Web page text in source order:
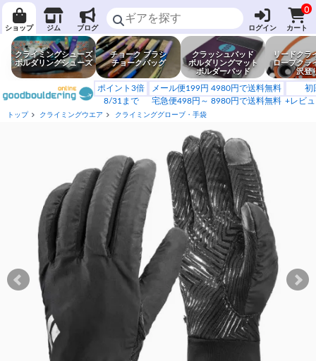
ショップ ジム ブログ ログイン
0
カート
クライミングシューズ
ボルダリングシューズ
チョーク ブラシ
チョークバッグ
クラッシュパッド
ボルダリングマット
ボルダーパッド
リードクラ
ロープクラ
沢登
ポイント3倍
8/31まで
メール便199円 4980円で送料無料
宅急便498円～ 8980円で送料無料
初
+レビ
トップ クライミングウエア クライミンググローブ・手袋